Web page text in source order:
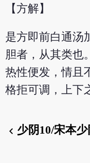
【方解】
是方即前白通汤
胆者，从其类也
热性便发，情且
格拒可调，上下
chevron_left少阴10/宋本少